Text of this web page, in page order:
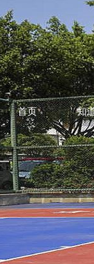
首页 知